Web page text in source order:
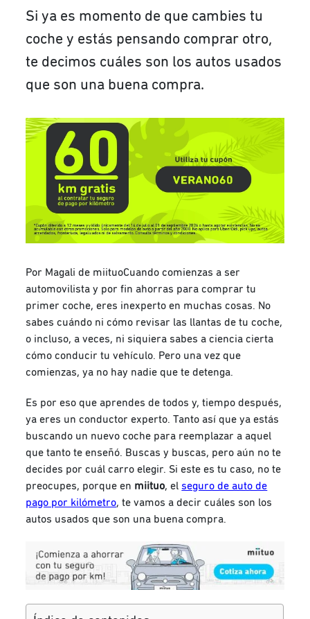
Si ya es momento de que cambies tu
coche y estás pensando comprar otro,
te decimos cuáles son los autos usados
que son una buena compra.
Por Magali de miituoCuando comienzas a ser
automovilista y por fin ahorras para comprar tu
primer coche, eres inexperto en muchas cosas. No
sabes cuándo ni cómo revisar las llantas de tu coche,
o incluso, a veces, ni siquiera sabes a ciencia cierta
cómo conducir tu vehículo. Pero una vez que
comienzas, ya no hay nadie que te detenga.
Es por eso que aprendes de todos y, tiempo después,
ya eres un conductor experto. Tanto así que ya estás
buscando un nuevo coche para reemplazar a aquel
que tanto te enseñó. Buscas y buscas, pero aún no te
decides por cuál carro elegir. Si este es tu caso, no te
preocupes, porque en miituo, elseguro de auto de
pago por kilómetro, te vamos a decir cuáles son los
autos usados que son una buena compra.